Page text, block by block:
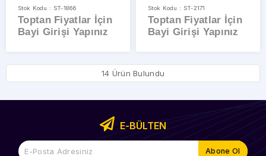
Stok Kodu : ST-1866
Toptan Fiyatlar İçin
Bayi Girişi Yapınız
Stok Kodu : ST-2171
Toptan Fiyatlar İçin
Bayi Girişi Yapınız
14 Ürün Bulundu
E-BÜLTEN